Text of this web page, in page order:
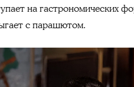
на гастрономических
с парашютом.